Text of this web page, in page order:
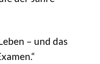
– und das